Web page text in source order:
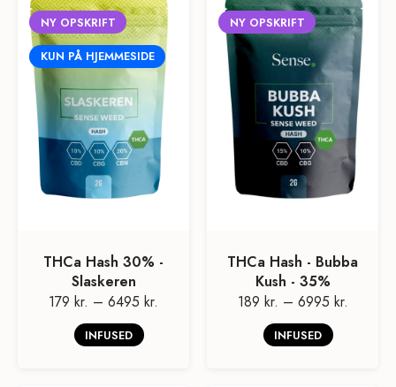
NY OPSKRIFT
KUN PÅ HJEMMESIDE
THCa Hash 30% -
Slaskeren
179 kr. – 6495 kr.
INFUSED
NY OPSKRIFT
THCa Hash - Bubba
Kush - 35%
189 kr. – 6995 kr.
INFUSED